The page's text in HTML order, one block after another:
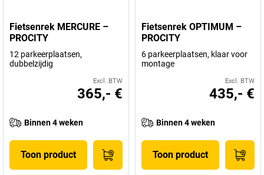
Fietsenrek MERCURE –
PROCITY
12 parkeerplaatsen,
dubbelzijdig
Excl. BTW
365,- €
Binnen 4 weken
Toon product
Fietsenrek OPTIMUM –
PROCITY
6 parkeerplaatsen, klaar voor
montage
Excl. BTW
435,- €
Binnen 4 weken
Toon product